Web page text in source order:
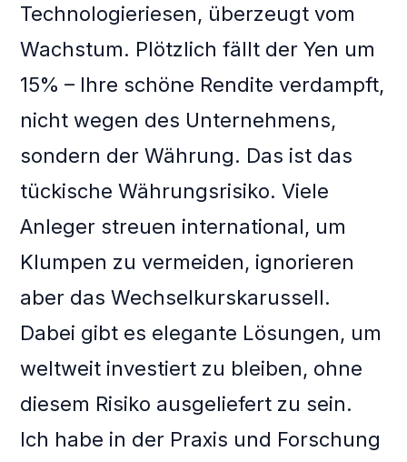
Technologieriesen, überzeugt vom
Wachstum. Plötzlich fällt der Yen um
15% – Ihre schöne Rendite verdampft,
nicht wegen des Unternehmens,
sondern der Währung. Das ist das
tückische Währungsrisiko. Viele
Anleger streuen international, um
Klumpen zu vermeiden, ignorieren
aber das Wechselkurskarussell.
Dabei gibt es elegante Lösungen, um
weltweit investiert zu bleiben, ohne
diesem Risiko ausgeliefert zu sein.
Ich habe in der Praxis und Forschung